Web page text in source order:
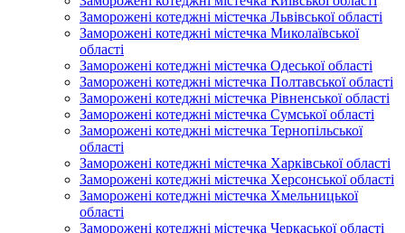
Заморожені котеджні містечка Львівської області
Заморожені котеджні містечка Миколаївської
області
Заморожені котеджні містечка Одеської області
Заморожені котеджні містечка Полтавської області
Заморожені котеджні містечка Рівненської області
Заморожені котеджні містечка Сумської області
Заморожені котеджні містечка Тернопільської
області
Заморожені котеджні містечка Харківської області
Заморожені котеджні містечка Херсонської області
Заморожені котеджні містечка Хмельницької
області
Заморожені котеджні містечка Черкаської області